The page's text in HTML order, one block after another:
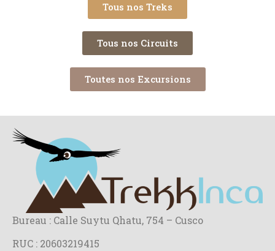
Tous nos Treks
Tous nos Circuits
Toutes nos Excursions
Bureau : Calle Suytu Qhatu, 754 – Cusco
RUC : 20603219415